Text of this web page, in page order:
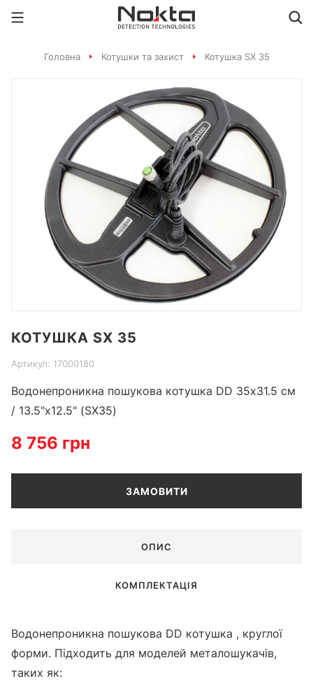
Головна Котушки та захист Котушка SX 35
1
of
КОТУШКА SX 35
Артикул: 17000180
Водонепроникна пошукова котушка DD 35x31.5 см
/ 13.5"x12.5" (SX35)
8 756 грн
ЗАМОВИТИ
ОПИС
КОМПЛЕКТАЦІЯ
Водонепроникна пошукова DD котушка , круглої
форми. Підходить для моделей металошукачів,
таких як: